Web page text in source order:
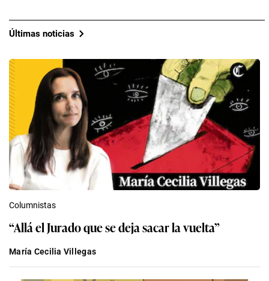
Últimas noticias
Columnistas
“Allá el Jurado que se deja sacar la vuelta”
María Cecilia Villegas